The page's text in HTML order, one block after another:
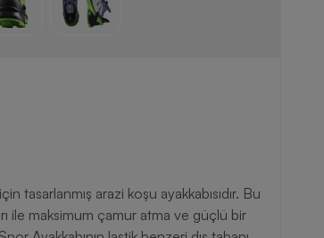
tasarlanmış arazi koşu ayakkabısıdır. Bu
ile maksimum çamur atma ve güçlü bir